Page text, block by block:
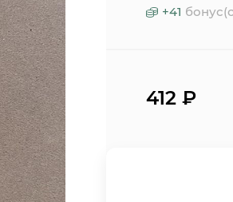
+41
412₽